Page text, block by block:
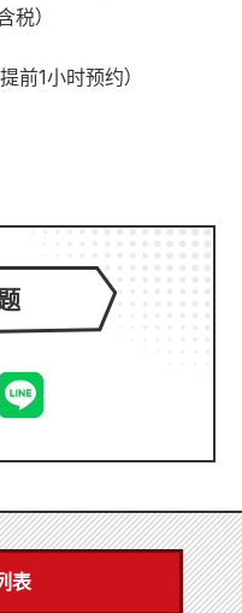
税）
前1小时预约）
表